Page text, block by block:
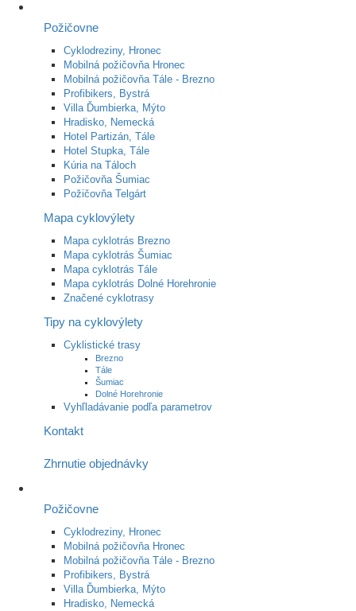
Požičovne
Cyklodreziny, Hronec
Mobilná požičovňa Hronec
Mobilná požičovňa Tále - Brezno
Profibikers, Bystrá
Villa Ďumbierka, Mýto
Hradisko, Nemecká
Hotel Partizán, Tále
Hotel Stupka, Tále
Kúria na Táloch
Požičovňa Šumiac
Požičovňa Telgárt
Mapa cyklovýlety
Mapa cyklotrás Brezno
Mapa cyklotrás Šumiac
Mapa cyklotrás Tále
Mapa cyklotrás Dolné Horehronie
Značené cyklotrasy
Tipy na cyklovýlety
Cyklistické trasy
Brezno
Tále
Šumiac
Dolné Horehronie
Vyhľladávanie podľa parametrov
Kontakt
Zhrnutie objednávky
Požičovne
Cyklodreziny, Hronec
Mobilná požičovňa Hronec
Mobilná požičovňa Tále - Brezno
Profibikers, Bystrá
Villa Ďumbierka, Mýto
Hradisko, Nemecká